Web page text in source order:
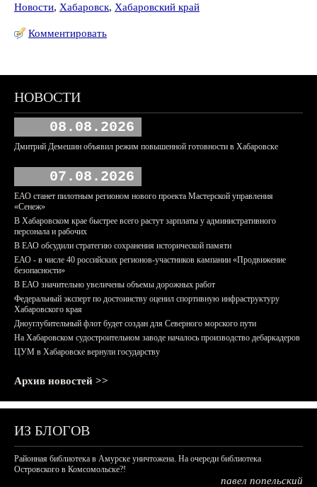
Новости, Хабаровск, Хабаровский край
Комментировать
НОВОСТИ
08.08.2026
Дмитрий Демешин объявил режим повышенной готовности в Хабаровске
07.08.2026
ЕАО станет пилотным регионом нового проекта Мастерской управления
«Сенеж»
В Хабаровском крае быстрее всего растут зарплаты у административного
персонала и рабочих
В ЕАО обсудили стратегию сохранения исторической памяти
ЕАО - в числе 40 российских регионов-участников кампании «Продвижение
безопасности»
В ЕАО значительно увеличены объемы дорожных работ
Федеральный эксперт по достоинству оценил спортивную инфраструктуру
Хабаровского края
Дноуглубительный флот будет создан для Северного морского пути
На Хабаровском судостроительном заводе началось производство дебаркадеров
ЦУМ в Хабаровске вернули государству
Архив новостей >>
ИЗ БЛОГОВ
Районная библиотека в Амурске уничтожена. На очереди библиотека
Островского в Комсомольске?!
павел попельский